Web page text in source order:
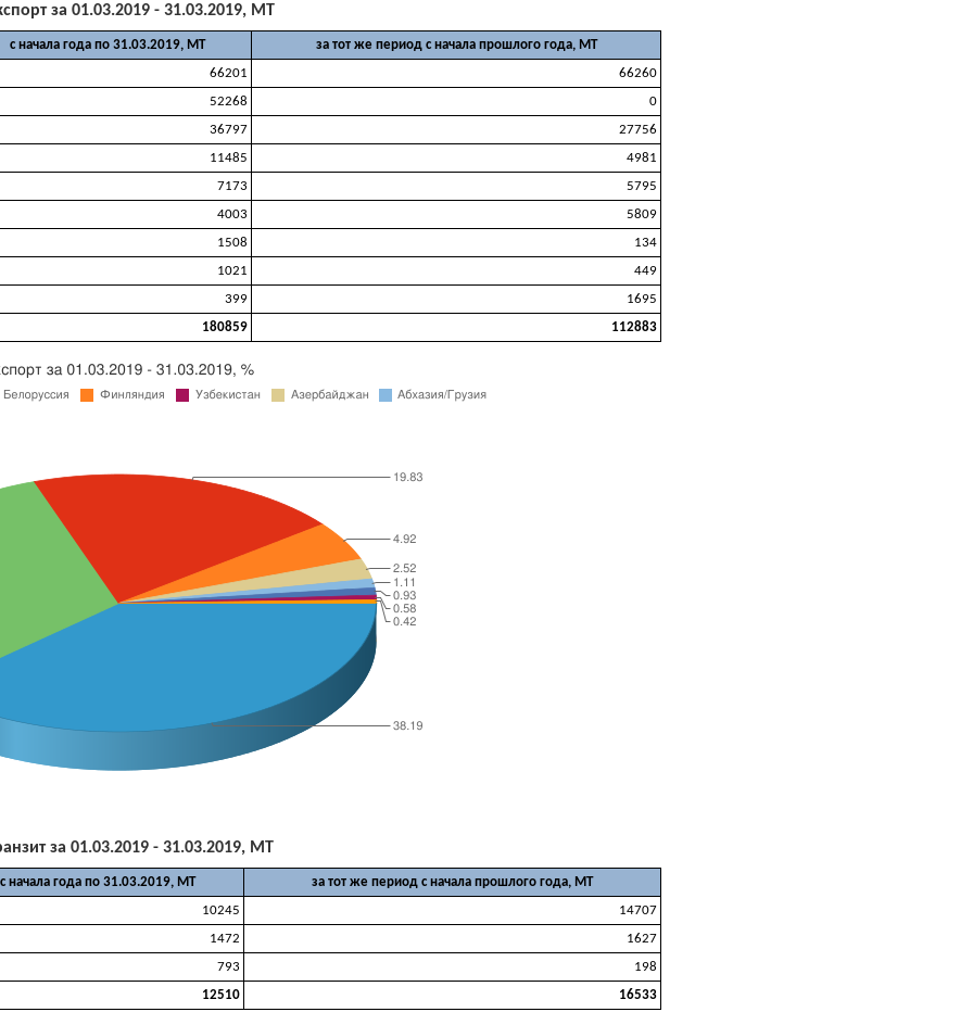
за 01.03.2019 - 31.03.2019, МТ
с начала года по 31.03.2019, МТ
за тот же период с начала прошлого года, МТ
66201
66260
52268
0
36797
27756
11485
4981
7173
5795
4003
5809
1508
134
1021
449
399
1695
180859
112883
за 01.03.2019 - 31.03.2019, МТ
с начала года по 31.03.2019, МТ
за тот же период с начала прошлого года, МТ
10245
14707
1472
1627
793
198
12510
16533